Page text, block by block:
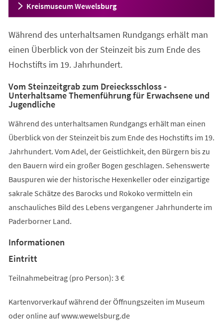
Kreismuseum Wewelsburg
Während des unterhaltsamen Rundgangs erhält man
einen Überblick von der Steinzeit bis zum Ende des
Hochstifts im 19. Jahrhundert.
Vom Steinzeitgrab zum Dreiecksschloss -
Unterhaltsame Themenführung für Erwachsene und
Jugendliche
Während des unterhaltsamen Rundgangs erhält man einen
Überblick von der Steinzeit bis zum Ende des Hochstifts im 19.
Jahrhundert. Vom Adel, der Geistlichkeit, den Bürgern bis zu
den Bauern wird ein großer Bogen geschlagen. Sehenswerte
Bauspuren wie der historische Hexenkeller oder einzigartige
sakrale Schätze des Barocks und Rokoko vermitteln ein
anschauliches Bild des Lebens vergangener Jahrhunderte im
Paderborner Land.
Informationen
Eintritt
Teilnahmebeitrag (pro Person): 3 €
Kartenvorverkauf während der Öffnungszeiten im Museum
oder online auf www.wewelsburg.de